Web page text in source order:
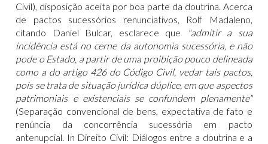
Civil), disposição aceita por boa parte da doutrina. Acerca
de pactos sucessórios renunciativos, Rolf Madaleno,
citando Daniel Bulcar, esclarece que
"admitir a sua
incidência está no cerne da autonomia sucessória, e não
pode o Estado, a partir de uma proibição pouco delineada
como a do artigo 426 do Código Civil, vedar tais pactos,
pois se trata de situação jurídica dúplice, em que aspectos
patrimoniais e existenciais se confundem plenamente"
(Separação convencional de bens, expectativa de fato e
renúncia da concorrência sucessória em pacto
antenupcial. In Direito Civil: Diálogos entre a doutrina e a